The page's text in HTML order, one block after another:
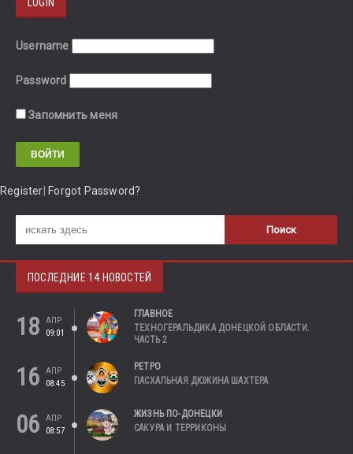
LOGIN
Username
Password
Запомнить меня
Register Forgot Password?
ПОСЛЕДНИЕ 14 НОВОСТЕЙ
18
АПР
09:01
ГЛАВНОЕ
ТЕХНОГЕРАЛЬДИКА ДОНЕЦКОЙ ОБЛАСТИ.
ЧАСТЬ 2
16
АПР
08:45
РЕТРО
ПАСХАЛЬНАЯ ДЮЖИНА ШАХТЕРА
06
АПР
08:57
ЖИЗНЬ ПО-ДОНЕЦКИ
САКУРА И ТЕРРИКОНЫ